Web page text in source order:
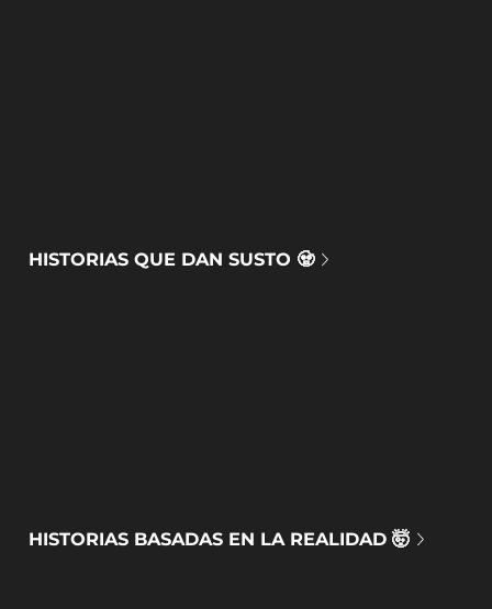
HISTORIAS QUE DAN SUSTO 🧟
HISTORIAS BASADAS EN LA REALIDAD 🤯